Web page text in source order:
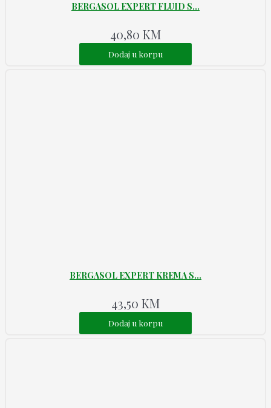
BERGASOL EXPERT FLUID S...
40,80 KM
Dodaj u korpu
BERGASOL EXPERT KREMA S...
43,50 KM
Dodaj u korpu